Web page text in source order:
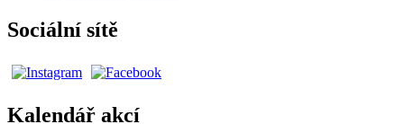
Sociální sítě
Kalendář akcí